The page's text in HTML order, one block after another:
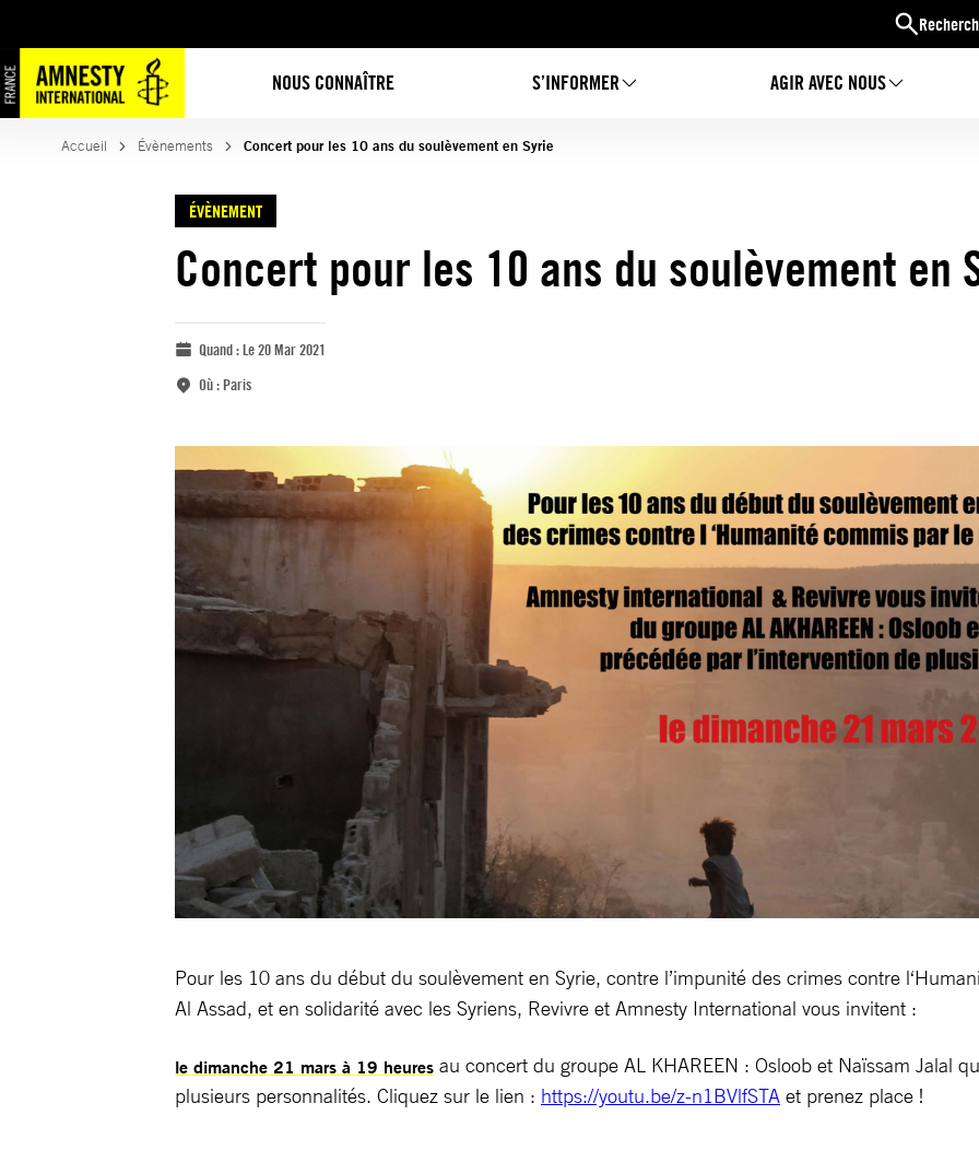
NOUS CONNAÎTRE S’INFORMER AGIR AVEC NOUS
Accueil Évènements Concert pour les 10 ans du soulèvement en Syrie
ÉVÈNEMENT
Concert pour les 10 ans du soulèvement en
Quand :Le 20 Mar 2021
Où :Paris
Pour les 10 ans du début du soulèvement en Syrie, contre l’impunité des crimes contre
Al Assad, et en solidarité avec les Syriens, Revivre et Amnesty International vous invitent :
le dimanche 21 mars à 19 heures au concert du groupe AL KHAREEN : Osloob et Naïssam Jalal
plusieurs personnalités. Cliquez sur le lien : https://youtu.be/z-n1BVlfSTA et prenez place !